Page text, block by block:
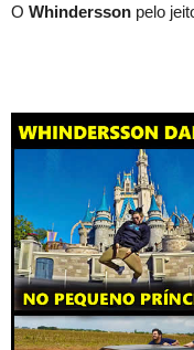
O Whindersson pelo